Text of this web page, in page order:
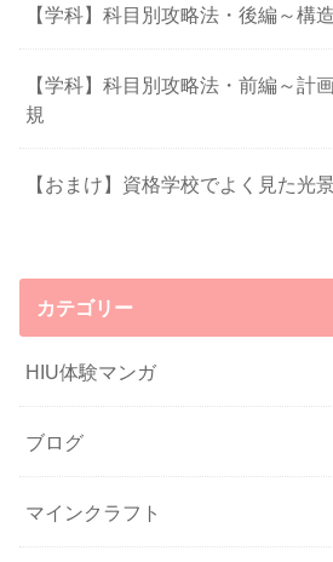
【学科】科目別攻略法・後編～構
【学科】科目別攻略法・前編～計
規
【おまけ】資格学校でよく見た光
カテゴリー
HIU体験マンガ
ブログ
マインクラフト